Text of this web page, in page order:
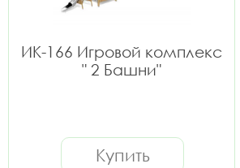
ИК-166 Игровой комплекс
" 2 Башни"
Купить